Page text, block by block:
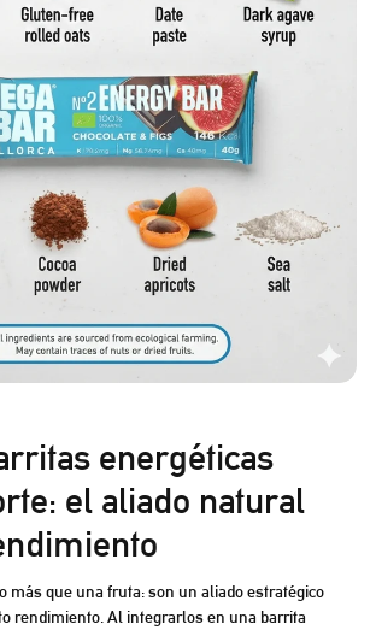
energéticas
el aliado natural
más que una fruta: son un aliado estratégico
rendimiento. Al integrarlos en una barrita